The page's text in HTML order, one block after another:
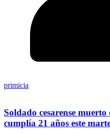
primicia
Soldado cesarense
cumplía 21 años este